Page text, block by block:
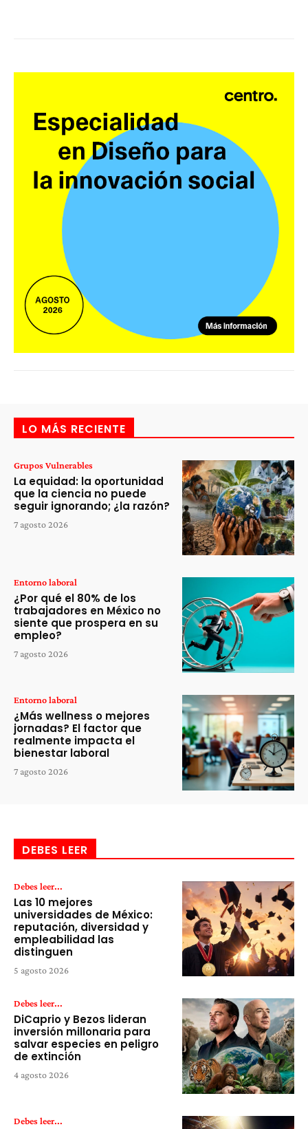
LO MÁS RECIENTE
Grupos Vulnerables
La equidad: la oportunidad
que la ciencia no puede
seguir ignorando; ¿la razón?
7 agosto 2026
Entorno laboral
¿Por qué el 80% de los
trabajadores en México no
siente que prospera en su
empleo?
7 agosto 2026
Entorno laboral
¿Más wellness o mejores
jornadas? El factor que
realmente impacta el
bienestar laboral
7 agosto 2026
DEBES LEER
Debes leer...
Las 10 mejores
universidades de México:
reputación, diversidad y
empleabilidad las
distinguen
5 agosto 2026
Debes leer...
DiCaprio y Bezos lideran
inversión millonaria para
salvar especies en peligro
de extinción
4 agosto 2026
Debes leer...